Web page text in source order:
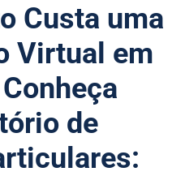
Custa uma
Virtual em
de